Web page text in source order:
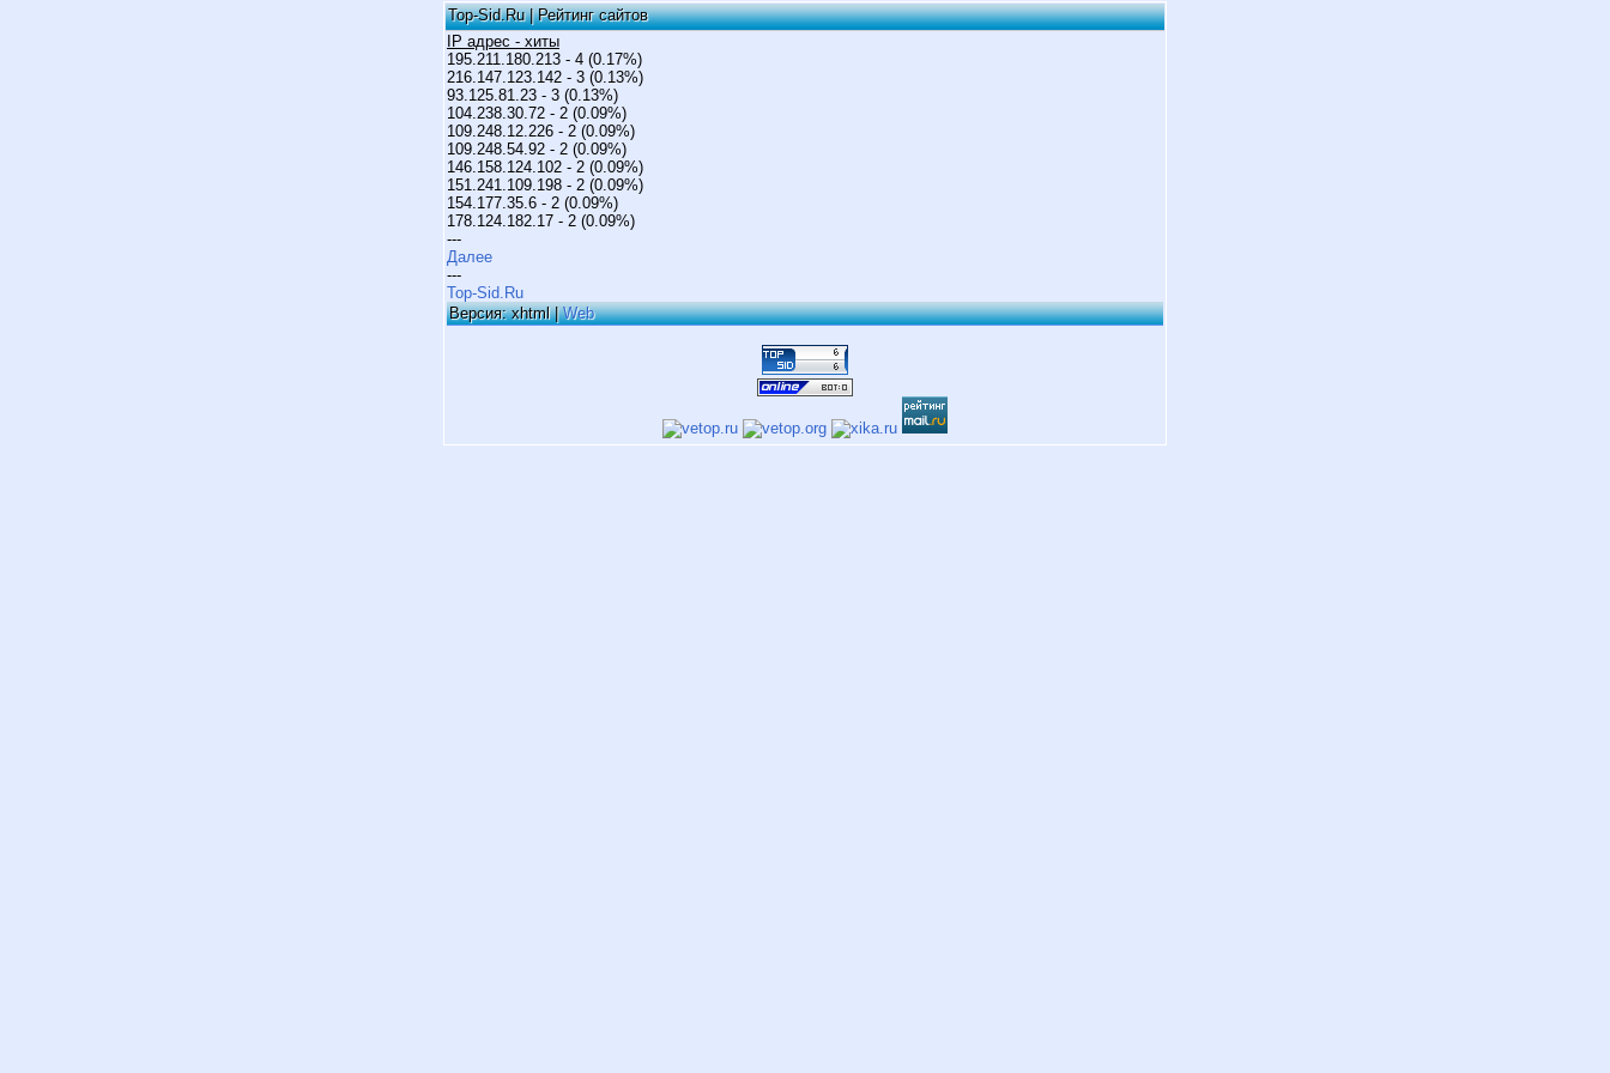
Top-Sid.Ru | Рейтинг сайтов
IP адрес - хиты
195.211.180.213 - 4 (0.17%)
216.147.123.142 - 3 (0.13%)
93.125.81.23 - 3 (0.13%)
104.238.30.72 - 2 (0.09%)
109.248.12.226 - 2 (0.09%)
109.248.54.92 - 2 (0.09%)
146.158.124.102 - 2 (0.09%)
151.241.109.198 - 2 (0.09%)
154.177.35.6 - 2 (0.09%)
178.124.182.17 - 2 (0.09%)
---
Далее
---
Top-Sid.Ru
Версия: xhtml |Web